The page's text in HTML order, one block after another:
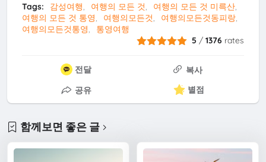
Tags: 감성여행 여행의 모든 것
여행의 모든 것 미륵산
여행의 모든 것 통영
여행의모든것
여행의모든것동피랑
여행의모든것통영
통영여행
5 /1376 rates
전달
복사
공유
별점
함께보면 좋은 글